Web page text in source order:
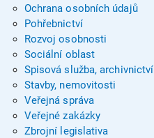
Ochrana osobních údajů
Pohřebnictví
Rozvoj osobnosti
Sociální oblast
Spisová služba, archivnictví
Stavby, nemovitosti
Veřejná správa
Veřejné zakázky
Zbrojní legislativa